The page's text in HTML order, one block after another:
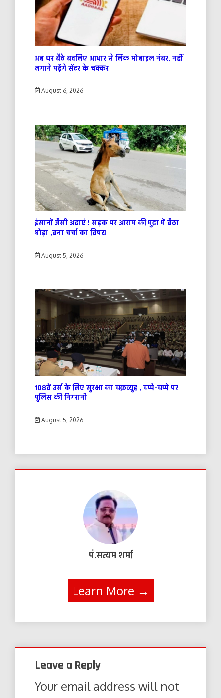
अब घर बैठे बदलिए आधार से लिंक मोबाइल नंबर, नहीं
लगाने पड़ेंगे सेंटर के चक्कर
August 6, 2026
इंसानों जैसी अदाएं ! सड़क पर आराम की मुद्रा में बैठा
घोड़ा ,बना चर्चा का विषय
August 5, 2026
108वें उर्स के लिए सुरक्षा का चक्रव्यूह , चप्पे-चप्पे पर
पुलिस की निगरानी
August 5, 2026
पं.सत्यम शर्मा
Learn More →
Leave a Reply
Your email address will not